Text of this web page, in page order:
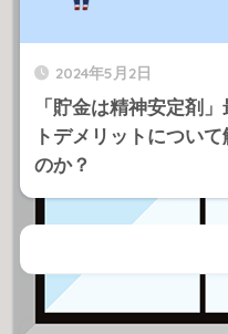
2024年5月2日
「貯金は精神安定剤
トデメリットについ
のか？